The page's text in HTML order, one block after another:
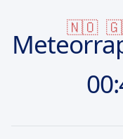
🇳🇴